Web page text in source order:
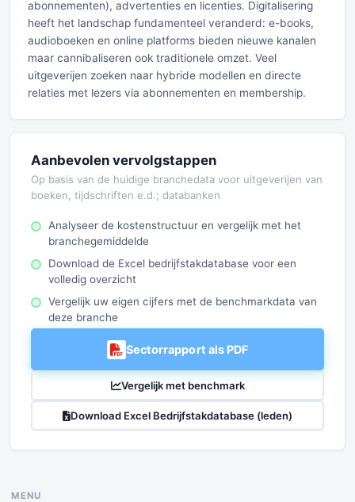
abonnementen), advertenties en licenties. Digitalisering
heeft het landschap fundamenteel veranderd: e-books,
audioboeken en online platforms bieden nieuwe kanalen
maar cannibaliseren ook traditionele omzet. Veel
uitgeverijen zoeken naar hybride modellen en directe
relaties met lezers via abonnementen en membership.
Aanbevolen vervolgstappen
Op basis van de huidige branchedata voor uitgeverijen van
boeken, tijdschriften e.d.; databanken
Analyseer de kostenstructuur en vergelijk met het
branchegemiddelde
Download de Excel bedrijfstakdatabase voor een
volledig overzicht
Vergelijk uw eigen cijfers met de benchmarkdata van
deze branche
Sectorrapport als PDF
Vergelijk met benchmark
Download Excel Bedrijfstakdatabase (leden)
MENU